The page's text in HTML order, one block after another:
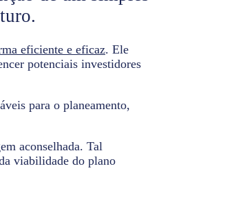
eficiente e eficaz. Ele
potenciais investidores
para o planeamento,
aconselhada. Tal
viabilidade do plano